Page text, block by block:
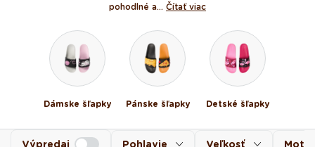
pohodlné a... Čítať viac
Dámske šľapky Pánske šľapky Detské šľapky
Pohlavie Veľkosť Motív
Výpredaj